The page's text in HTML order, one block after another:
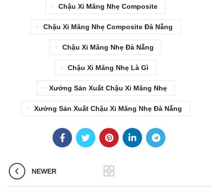
Chậu Xi Măng Nhẹ Composite
Chậu Xi Măng Nhẹ Composite Đà Nẵng
Chậu Xi Măng Nhẹ Đà Nẵng
Chậu Xi Măng Nhẹ Là Gì
Xưởng Sản Xuất Chậu Xi Măng Nhẹ
Xưởng Sản Xuất Chậu Xi Măng Nhẹ Đà Nẵng
NEWER